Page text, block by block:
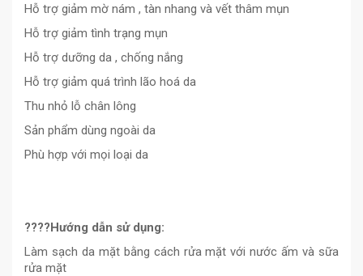
Hỗ trợ giảm mờ nám , tàn nhang và vết thâm mụn
Hỗ trợ giảm tình trạng mụn
Hỗ trợ dưỡng da , chống nắng
Hỗ trợ giảm quá trình lão hoá da
Thu nhỏ lỗ chân lông
Sản phẩm dùng ngoài da
Phù hợp với mọi loại da
????Hướng dẫn sử dụng:
Làm sạch da mặt bằng cách rửa mặt với nước ấm và sữa
rửa mặt